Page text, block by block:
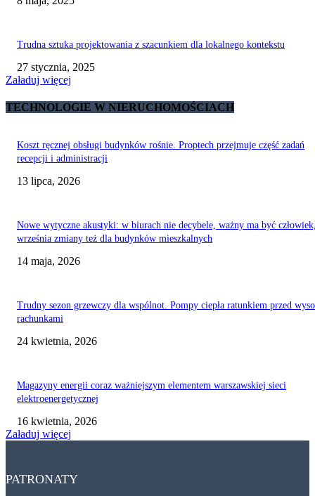
Trudna sztuka projektowania z szacunkiem dla lokalnego kontekstu
27 stycznia, 2025
Załaduj więcej
TECHNOLOGIE W NIERUCHOMOŚCIACH
Koszt ręcznej obsługi budynków rośnie. Proptech przejmuje część zadań
recepcji i administracji
13 lipca, 2026
Nowe wytyczne akustyki: w biurach nie decybele, ważny ma być
września zmiany też dla budynków mieszkalnych
14 maja, 2026
Trudny sezon grzewczy dla wspólnot. Pompy ciepła ratunkiem przed
rachunkami
24 kwietnia, 2026
Magazyny energii coraz ważniejszym elementem warszawskiej sieci
elektroenergetycznej
16 kwietnia, 2026
Załaduj więcej
PATRONATY